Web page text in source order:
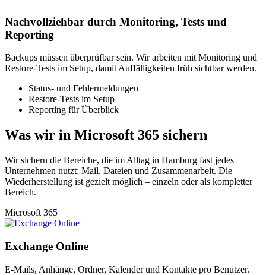
Nachvollziehbar durch Monitoring, Tests und
Reporting
Backups müssen überprüfbar sein. Wir arbeiten mit Monitoring und
Restore-Tests im Setup, damit Auffälligkeiten früh sichtbar werden.
Status- und Fehlermeldungen
Restore-Tests im Setup
Reporting für Überblick
Was wir in Microsoft 365 sichern
Wir sichern die Bereiche, die im Alltag in Hamburg fast jedes
Unternehmen nutzt: Mail, Dateien und Zusammenarbeit. Die
Wiederherstellung ist gezielt möglich – einzeln oder als kompletter
Bereich.
Microsoft 365
Exchange Online
E-Mails, Anhänge, Ordner, Kalender und Kontakte pro Benutzer.